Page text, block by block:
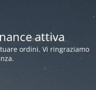
attiva
ordini. Vi ringraziamo